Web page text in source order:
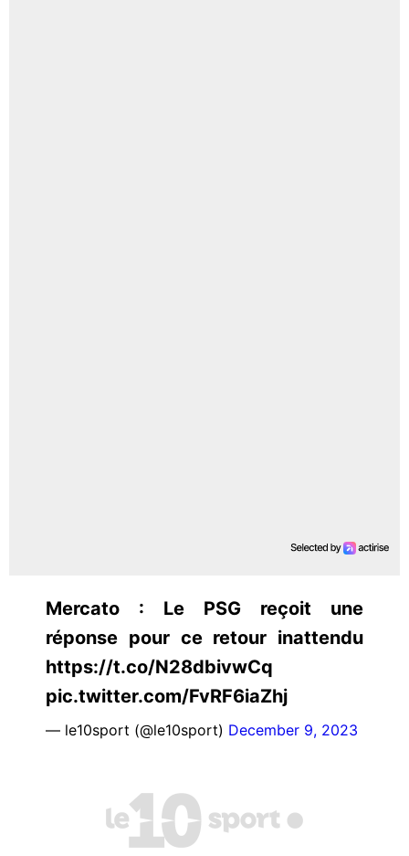
Mercato : Le PSG reçoit une
réponse pour ce retour inattendu
https://t.co/N28dbivwCq
pic.twitter.com/FvRF6iaZhj
— le10sport (@le10sport) December 9, 2023